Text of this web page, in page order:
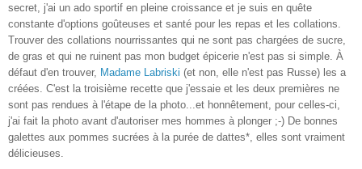
secret, j'ai un ado sportif en pleine croissance et je suis en quête
constante d'options goûteuses et santé pour les repas et les collations.
Trouver des collations nourrissantes qui ne sont pas chargées de sucre,
de gras et qui ne ruinent pas mon budget épicerie n'est pas si simple. À
défaut d'en trouver, Madame Labriski (et non, elle n'est pas Russe) les a
créées. C'est la troisième recette que j'essaie et les deux premières ne
sont pas rendues à l'étape de la photo...et honnêtement, pour celles-ci,
j'ai fait la photo avant d'autoriser mes hommes à plonger ;-) De bonnes
galettes aux pommes sucrées à la purée de dattes*, elles sont vraiment
délicieuses.